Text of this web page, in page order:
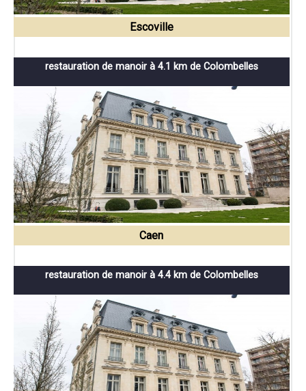
Escoville
restauration de manoir à 4.1 km de Colombelles
Caen
restauration de manoir à 4.4 km de Colombelles